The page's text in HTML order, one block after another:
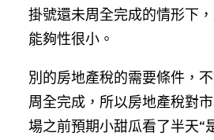
掛號還未周全完成的情形下
能夠性很小。
別的房地產稅的需要條件，
周全完成，所以房地產稅對
場之前預期小甜瓜看了半天“